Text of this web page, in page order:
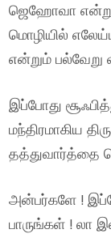
ஜெஹோவா
மொழியில்
என்றும் பல்வேறு
இப்போது
மந்திரமாகிய
தத்துவார்த்தை
அன்பர்களே !
பாருங்கள் ! லா